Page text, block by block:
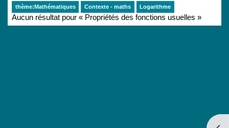
thème:Mathématiques Contexte - maths Logarithme
Aucun résultat pour « Propriétés des fonctions usuelles »